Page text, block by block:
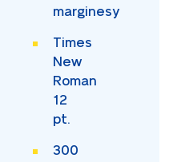
marginesy
Times
New
Roman
12
pt.
300